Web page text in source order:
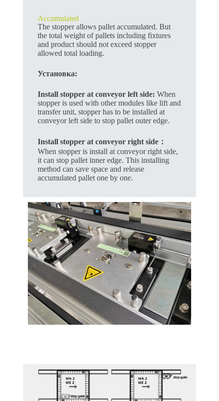
Accumulated
The stopper allows pallet accumulated. But
the total weight of pallets including fixtures
and product should not exceed stopper
allowed total loading.
Установка:
Install stopper at conveyor left side: When
stopper is used with other modules like lift and
transfer unit, stopper has to be installed at
conveyor left side to stop pallet outer edge.
Install stopper at conveyor right side：
When stopper is install at conveyor right side,
it can stop pallet inner edge. This installing
method can save space and release
accumulated pallet one by one.